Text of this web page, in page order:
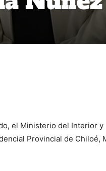
el Ministerio del Interior y
Provincial de Chiloé,